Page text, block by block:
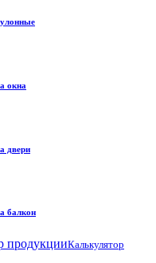
окна
двери
балкон
Калькулятор